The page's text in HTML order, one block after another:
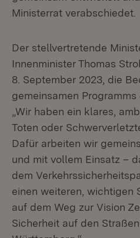
Ministerrat verabschiedet.
Der stellvertretende
Innenminister Thomas
8. September 2023, die
gemeinsamen
„Wir haben ein klares,
Toten oder
Dafür arbeiten wir
und mit vollem Einsatz –
dem
einen weiteren, wichtigen
auf dem Weg zur Vision
Sicherheit auf den